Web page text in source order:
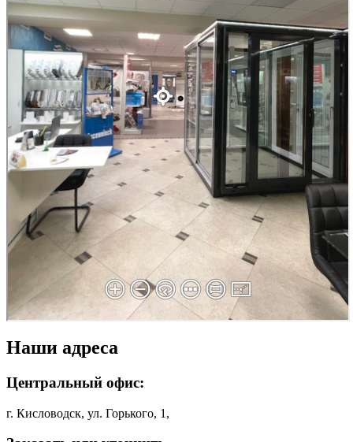
Наши адреса
Центральный офис:
г. Кисловодск, ул. Горького, 1,